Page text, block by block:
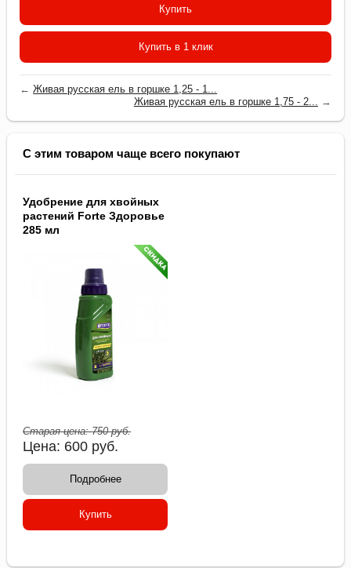
Купить
Купить в 1 клик
←Живая русская ель в горшке 1,25 - 1...
Живая русская ель в горшке 1,75 - 2...
→
С этим товаром чаще всего покупают
Удобрение для хвойных
растений Forte Здоровье
285 мл
Старая цена:750руб.
Цена: 600 руб.
Подробнее
Купить